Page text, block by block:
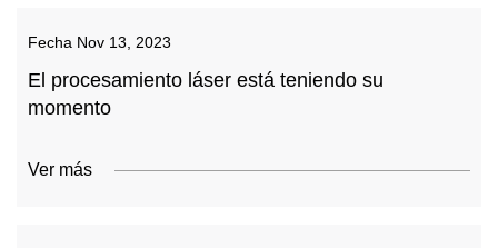
Fecha Nov 13, 2023
El procesamiento láser está teniendo su
momento
Ver más